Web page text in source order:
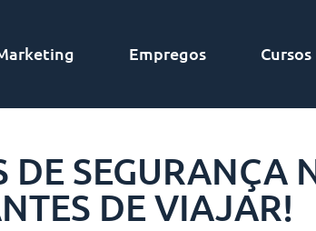
Empregos Cursos
SEGURANÇA
DE VIAJAR!